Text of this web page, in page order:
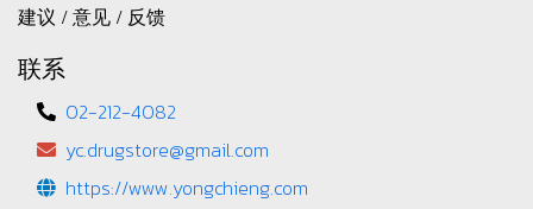
建议 / 意见 / 反馈
联系
02-212-4082
yc.drugstore@gmail.com
https://www.yongchieng.com